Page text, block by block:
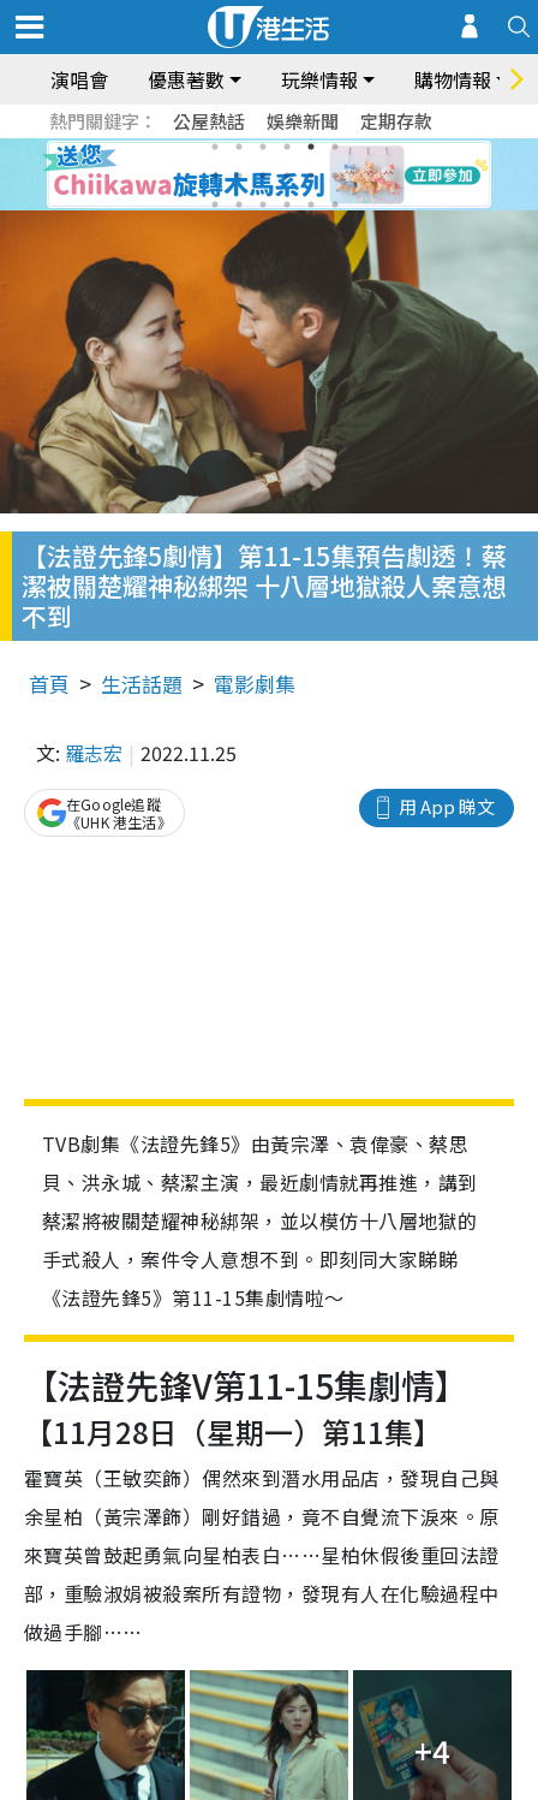
演唱會 優惠著數 玩樂情報 購物情報
熱門關鍵字： 公屋熱話 娛樂新聞 定期存款
【法證先鋒5劇情】第11-15集預告劇透！蔡
潔被關楚耀神秘綁架 十八層地獄殺人案意想
不到
首頁 生活話題 電影劇集
文: 羅志宏 2022.11.25
用 App 睇文
在Google追蹤
《UHK 港生活》
TVB劇集《法證先鋒5》由黃宗澤、袁偉豪、蔡思
貝、洪永城、蔡潔主演，最近劇情就再推進，講到
蔡潔將被關楚耀神秘綁架，並以模仿十八層地獄的
手式殺人，案件令人意想不到。即刻同大家睇睇
《法證先鋒5》第11-15集劇情啦～
【法證先鋒V第11-15集劇情】
【11月28日（星期一）第11集】
霍寶英（王敏奕飾）偶然來到潛水用品店，發現自己與
余星柏（黃宗澤飾）剛好錯過，竟不自覺流下淚來。原
來寶英曾鼓起勇氣向星柏表白……星柏休假後重回法證
部，重驗淑娟被殺案所有證物，發現有人在化驗過程中
做過手腳……
+4